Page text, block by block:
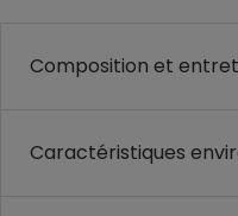
Composition et
Caractéristiques